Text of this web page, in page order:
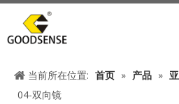
当前所在位置: 首页 » 产品 »
04-双向镜